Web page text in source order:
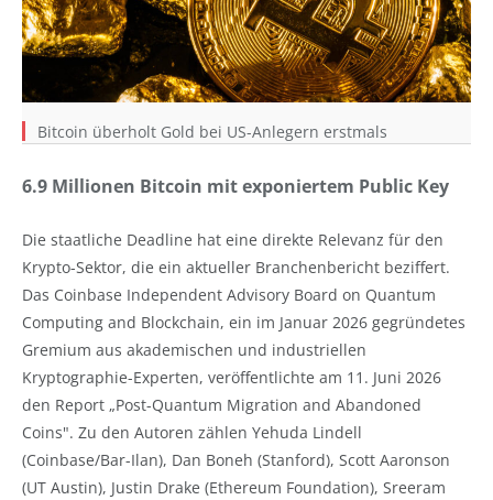
Bitcoin überholt Gold bei US-Anlegern erstmals
6.9 Millionen Bitcoin mit exponiertem Public Key
Die staatliche Deadline hat eine direkte Relevanz für den
Krypto-Sektor, die ein aktueller Branchenbericht beziffert.
Das Coinbase Independent Advisory Board on Quantum
Computing and Blockchain, ein im Januar 2026 gegründetes
Gremium aus akademischen und industriellen
Kryptographie-Experten, veröffentlichte am 11. Juni 2026
den Report „Post-Quantum Migration and Abandoned
Coins". Zu den Autoren zählen Yehuda Lindell
(Coinbase/Bar-Ilan), Dan Boneh (Stanford), Scott Aaronson
(UT Austin), Justin Drake (Ethereum Foundation), Sreeram